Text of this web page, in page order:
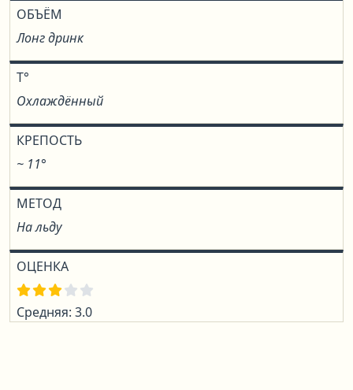
ОБЪЁМ
Лонг дринк
T°
Охлаждённый
КРЕПОСТЬ
~ 11°
МЕТОД
На льду
ОЦЕНКА
Средняя: 3.0